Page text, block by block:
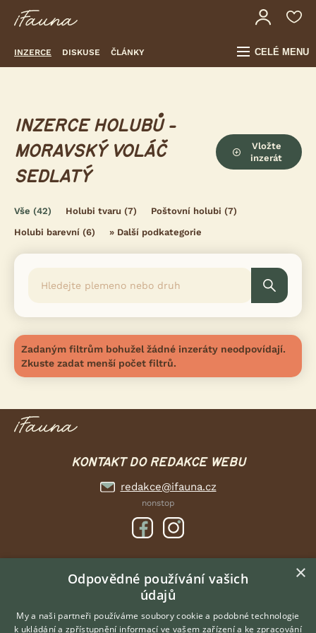
INZERCE DISKUSE ČLÁNKY CELÉ MENU
INZERCE HOLUBŮ -
MORAVSKÝ VOLÁČ
SEDLATÝ
Vložte
inzerát
Vše (42) Holubi tvaru (7) Poštovní holubi (7)
Holubi barevní (6) » Další podkategorie
Zadaným filtrům bohužel žádné inzeráty neodpovídají.
Zkuste zadat menší počet filtrů.
KONTAKT DO REDAKCE WEBU
redakce@ifauna.cz
nonstop
DOMOVSKÁ STRÁNKA
INZERCE
DISKUSE
ČLÁNKY
×
Odpovědné používání vašich
údajů
My a naši partneři používáme soubory cookie a podobné technologie
k ukládání a zpřístupnění informací ve vašem zařízení a ke zpracování